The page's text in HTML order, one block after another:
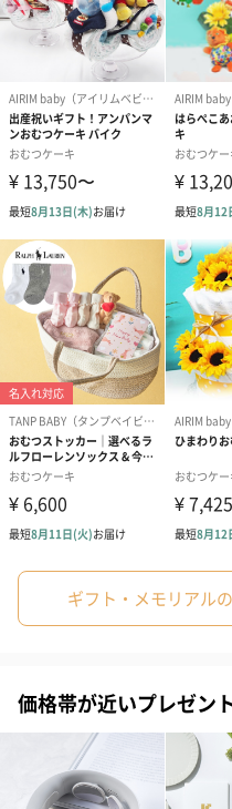
ギフト・メモリアル
価格帯が近いプレゼン